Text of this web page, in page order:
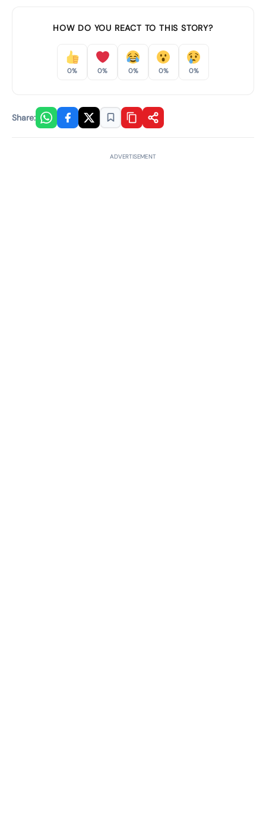
HOW DO YOU REACT TO THIS STORY?
0% 0% 0% 0% 0%
Share:
ADVERTISEMENT